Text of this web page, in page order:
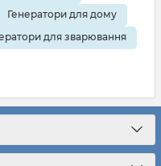
Генератори для дому
для зварювання